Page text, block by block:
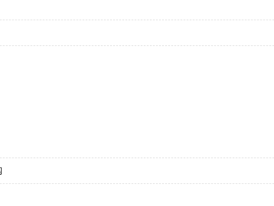
协议(变更) 2024-07-18
井部分辅助工序承揽项目（二次）
架采购
工厂热油主泵周围堤墙建造服务
装厂实施资格预审公告
环境监测服务
服务
检测框架招标
目招标
喷、套管内涂防腐技术服务项目
二次）